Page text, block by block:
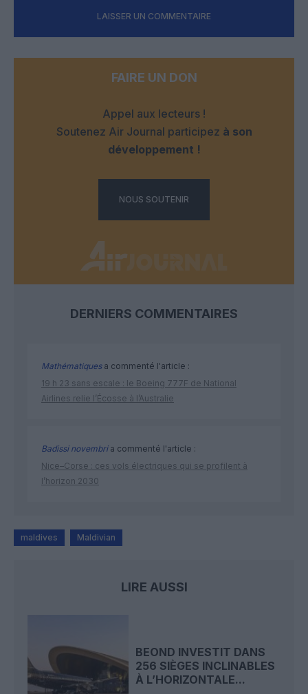
LAISSER UN COMMENTAIRE
FAIRE UN DON
Appel aux lecteurs !
Soutenez Air Journal participez à son
développement !
NOUS SOUTENIR
DERNIERS COMMENTAIRES
Mathématiquesa commenté l'article :
19 h 23 sans escale : le Boeing 777F de National
Airlines relie l’Écosse à l’Australie
Badissi novembria commenté l'article :
Nice–Corse : ces vols électriques qui se profilent à
l’horizon 2030
maldives Maldivian
LIRE AUSSI
BEOND INVESTIT DANS
256 SIÈGES INCLINABLES
À L’HORIZONTALE...